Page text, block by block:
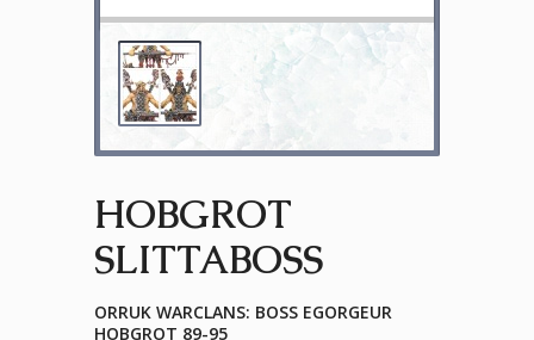
HOBGROT
SLITTABOSS
ORRUK WARCLANS: BOSS EGORGEUR
HOBGROT 89-95